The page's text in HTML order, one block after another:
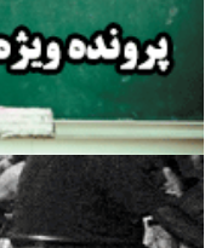
غریزه‌ی بقا و آقای باقی و رفقا
جراحی‌های زیبایی با مدرک
گفت‌وگو با همسر یکی از
انگشت‌های پا شناسایی کردیم
نسلی که آنلاین الگو می‌گیرد